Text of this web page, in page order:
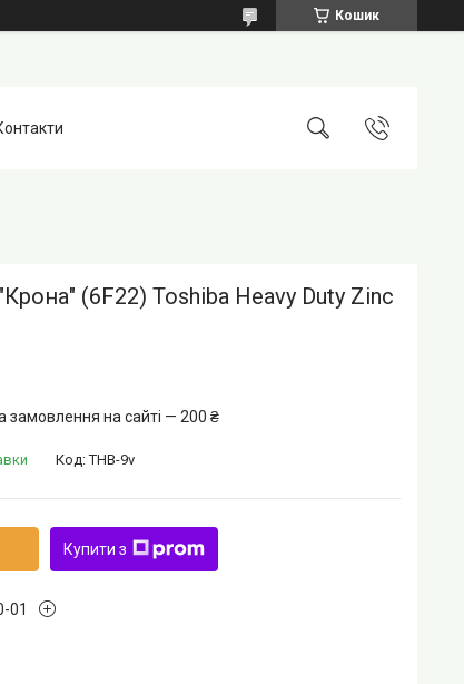
Кошик
(6F22) Toshiba Heavy Duty Zinc
замовлення на сайті — 200 ₴
Код:THB-9v
Купити з
01